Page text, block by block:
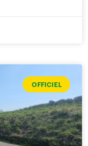
OFFICIEL